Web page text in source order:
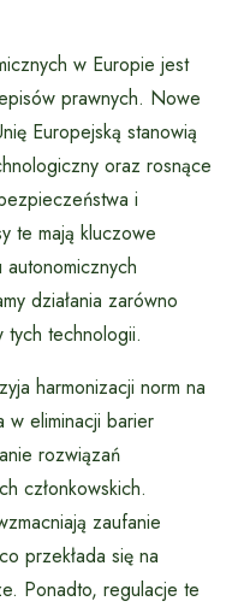
w Europie jest
prawnych. Nowe
Europejską stanowią
oraz rosnące
i
te mają kluczowe
działania zarówno
tych technologii.
harmonizacji norm na
w eliminacji barier
rozwiązań
członkowskich.
zaufanie
przekłada się na
Ponadto, regulacje te